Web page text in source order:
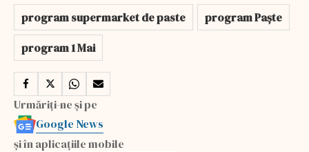
program supermarket de paste
program Paște
program 1 Mai
Urmăriți-ne și pe
Google News
și în aplicațiile mobile